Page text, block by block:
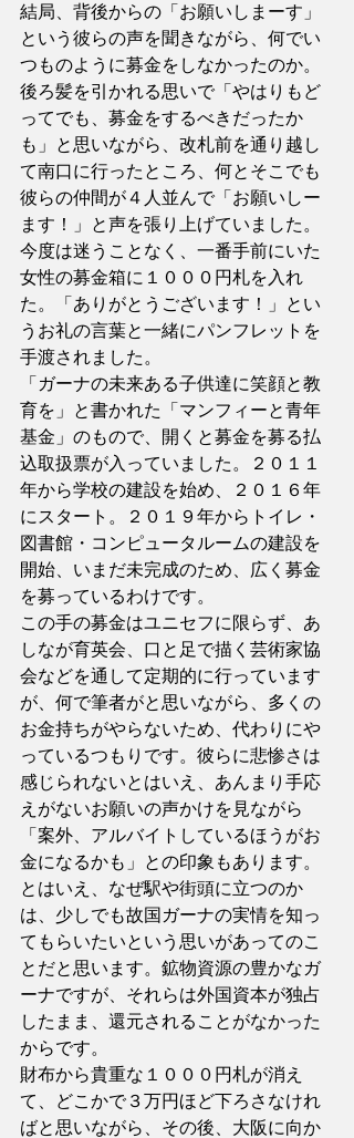
結局、背後からの「お願いしまーす」
という彼らの声を聞きながら、何でい
つものように募金をしなかったのか。
後ろ髪を引かれる思いで「やはりもど
ってでも、募金をするべきだったか
も」と思いながら、改札前を通り越し
て南口に行ったところ、何とそこでも
彼らの仲間が４人並んで「お願いしー
ます！」と声を張り上げていました。
今度は迷うことなく、一番手前にいた
女性の募金箱に１０００円札を入れ
た。「ありがとうございます！」とい
うお礼の言葉と一緒にパンフレットを
手渡されました。
「ガーナの未来ある子供達に笑顔と教
育を」と書かれた「マンフィーと青年
基金」のもので、開くと募金を募る払
込取扱票が入っていました。２０１１
年から学校の建設を始め、２０１６年
にスタート。２０１９年からトイレ・
図書館・コンピュータルームの建設を
開始、いまだ未完成のため、広く募金
を募っているわけです。
この手の募金はユニセフに限らず、あ
しなが育英会、口と足で描く芸術家協
会などを通して定期的に行っています
が、何で筆者がと思いながら、多くの
お金持ちがやらないため、代わりにや
っているつもりです。彼らに悲惨さは
感じられないとはいえ、あんまり手応
えがないお願いの声かけを見ながら
「案外、アルバイトしているほうがお
金になるかも」との印象もあります。
とはいえ、なぜ駅や街頭に立つのか
は、少しでも故国ガーナの実情を知っ
てもらいたいという思いがあってのこ
とだと思います。鉱物資源の豊かなガ
ーナですが、それらは外国資本が独占
したまま、還元されることがなかった
からです。
財布から貴重な１０００円札が消え
て、どこかで３万円ほど下ろさなけれ
ばと思いながら、その後、大阪に向か